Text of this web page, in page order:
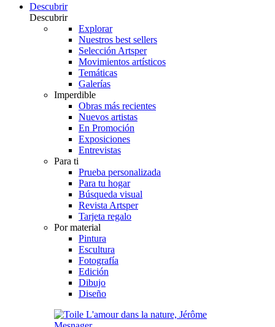
Descubrir
Descubrir
Explorar
Nuestros best sellers
Selección Artsper
Movimientos artísticos
Temáticas
Galerías
Imperdible
Obras más recientes
Nuevos artistas
En Promoción
Exposiciones
Entrevistas
Para ti
Prueba personalizada
Para tu hogar
Búsqueda visual
Revista Artsper
Tarjeta regalo
Por material
Pintura
Escultura
Fotografía
Edición
Dibujo
Diseño